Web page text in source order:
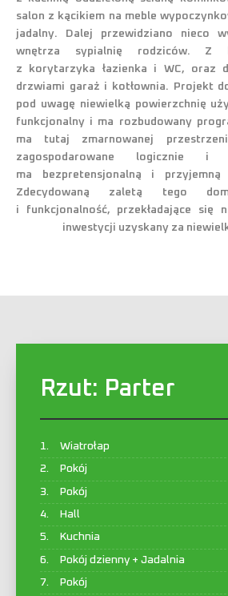
salon z kącikiem na meble
jadalny. Dalej przewidziano nieco
wnętrza sypialnię rodziców. Z
z korytarzyka łazienka i WC, oraz
drzwiami garaż i kotłownia. Projekt
pod uwagę niewielką powierzchnię
funkcjonalny i ma rozbudowany
ma tutaj zmarnowanej
zagospodarowane logicznie i
ma bezpretensjonalną i
Zdecydowaną zaletą tego
i funkcjonalność, przekładające się
inwestycji uzyskany za
Rzut: Parter
Wiatrołap
Pokój
Pokój
Hall
Kuchnia
Pokój dzienny + Jadalnia
Pokój